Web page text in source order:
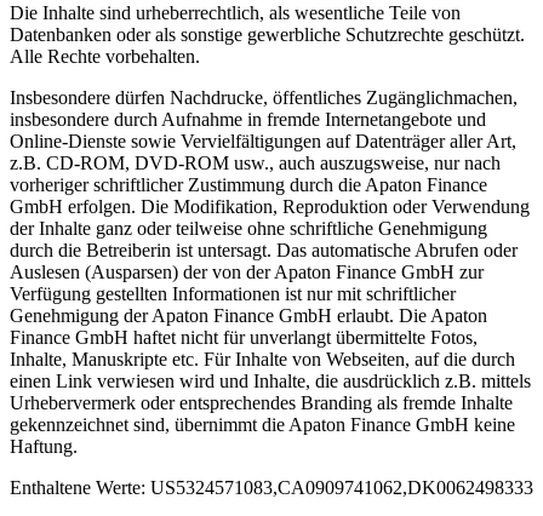
Die Inhalte sind urheberrechtlich, als wesentliche Teile von
Datenbanken oder als sonstige gewerbliche Schutzrechte geschützt.
Alle Rechte vorbehalten.
Insbesondere dürfen Nachdrucke, öffentliches Zugänglichmachen,
insbesondere durch Aufnahme in fremde Internetangebote und
Online-Dienste sowie Vervielfältigungen auf Datenträger aller Art,
z.B. CD-ROM, DVD-ROM usw., auch auszugsweise, nur nach
vorheriger schriftlicher Zustimmung durch die Apaton Finance
GmbH erfolgen. Die Modifikation, Reproduktion oder Verwendung
der Inhalte ganz oder teilweise ohne schriftliche Genehmigung
durch die Betreiberin ist untersagt. Das automatische Abrufen oder
Auslesen (Ausparsen) der von der Apaton Finance GmbH zur
Verfügung gestellten Informationen ist nur mit schriftlicher
Genehmigung der Apaton Finance GmbH erlaubt. Die Apaton
Finance GmbH haftet nicht für unverlangt übermittelte Fotos,
Inhalte, Manuskripte etc. Für Inhalte von Webseiten, auf die durch
einen Link verwiesen wird und Inhalte, die ausdrücklich z.B. mittels
Urhebervermerk oder entsprechendes Branding als fremde Inhalte
gekennzeichnet sind, übernimmt die Apaton Finance GmbH keine
Haftung.
Enthaltene Werte: US5324571083,CA0909741062,DK0062498333